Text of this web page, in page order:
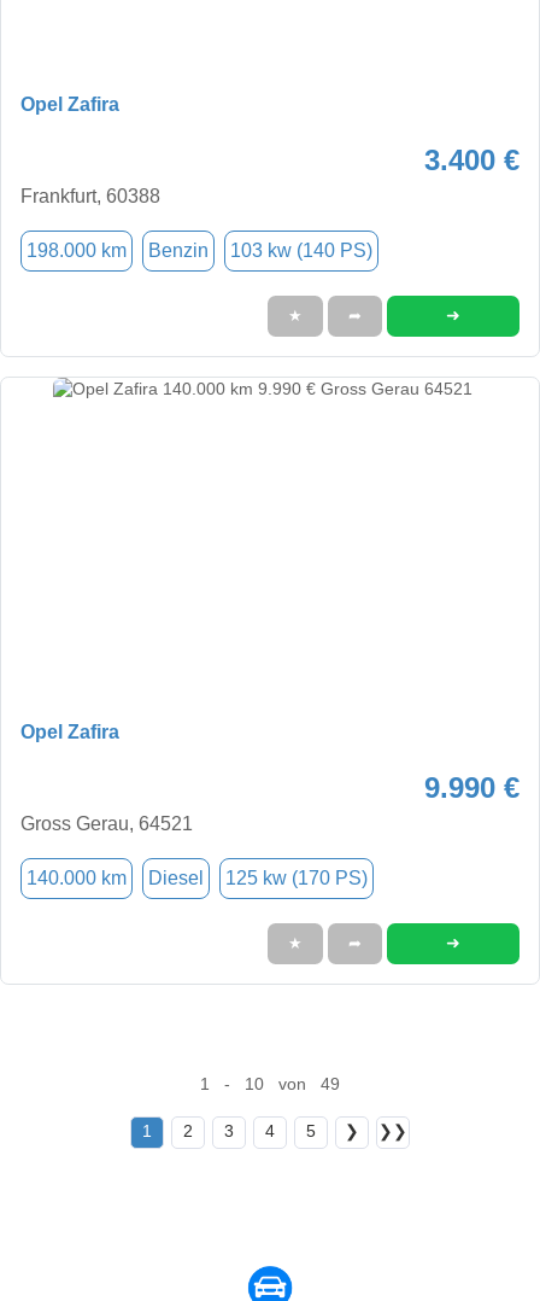
Opel Zafira
3.400 €
Frankfurt, 60388
198.000 km Benzin 103 kw (140 PS)
★ ➦ ➜
Opel Zafira
9.990 €
Gross Gerau, 64521
140.000 km Diesel 125 kw (170 PS)
★ ➦ ➜
1 - 10 von 49
1 2 3 4 5 ❯ ❯❯